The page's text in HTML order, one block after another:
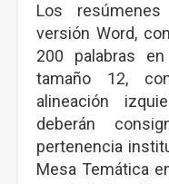
Los
versión Word,
200 palabras
tamaño 12,
alineación
deberán
pertenencia
Mesa Temática